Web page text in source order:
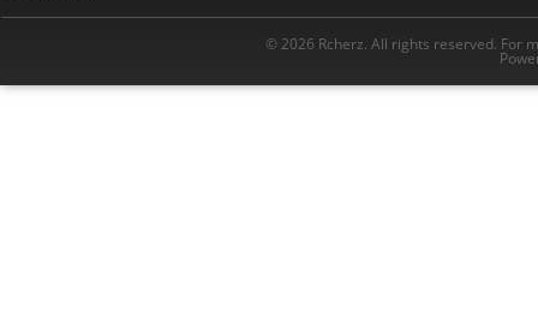
© 2026 Rcherz. All rights reserved. For